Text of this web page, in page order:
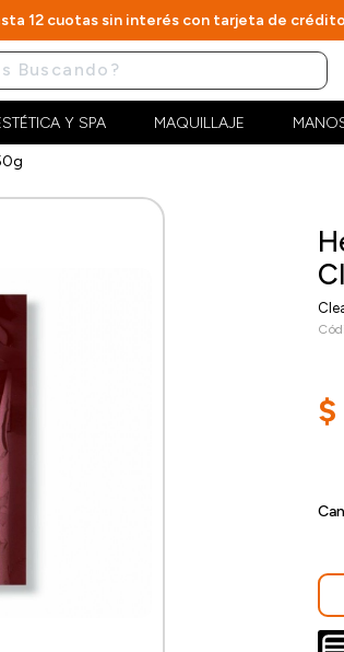
12 cuotas sin interés con tarjeta de crédito
Y SPA MAQUILLAJE
$